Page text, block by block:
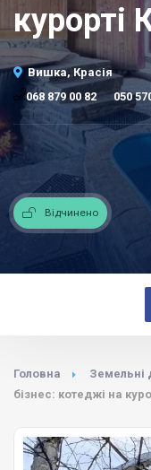
курорті
Вишка, Красія
068 879 00 82
·050
Відчинено
Головна Земельні
бізнес: котеджі на